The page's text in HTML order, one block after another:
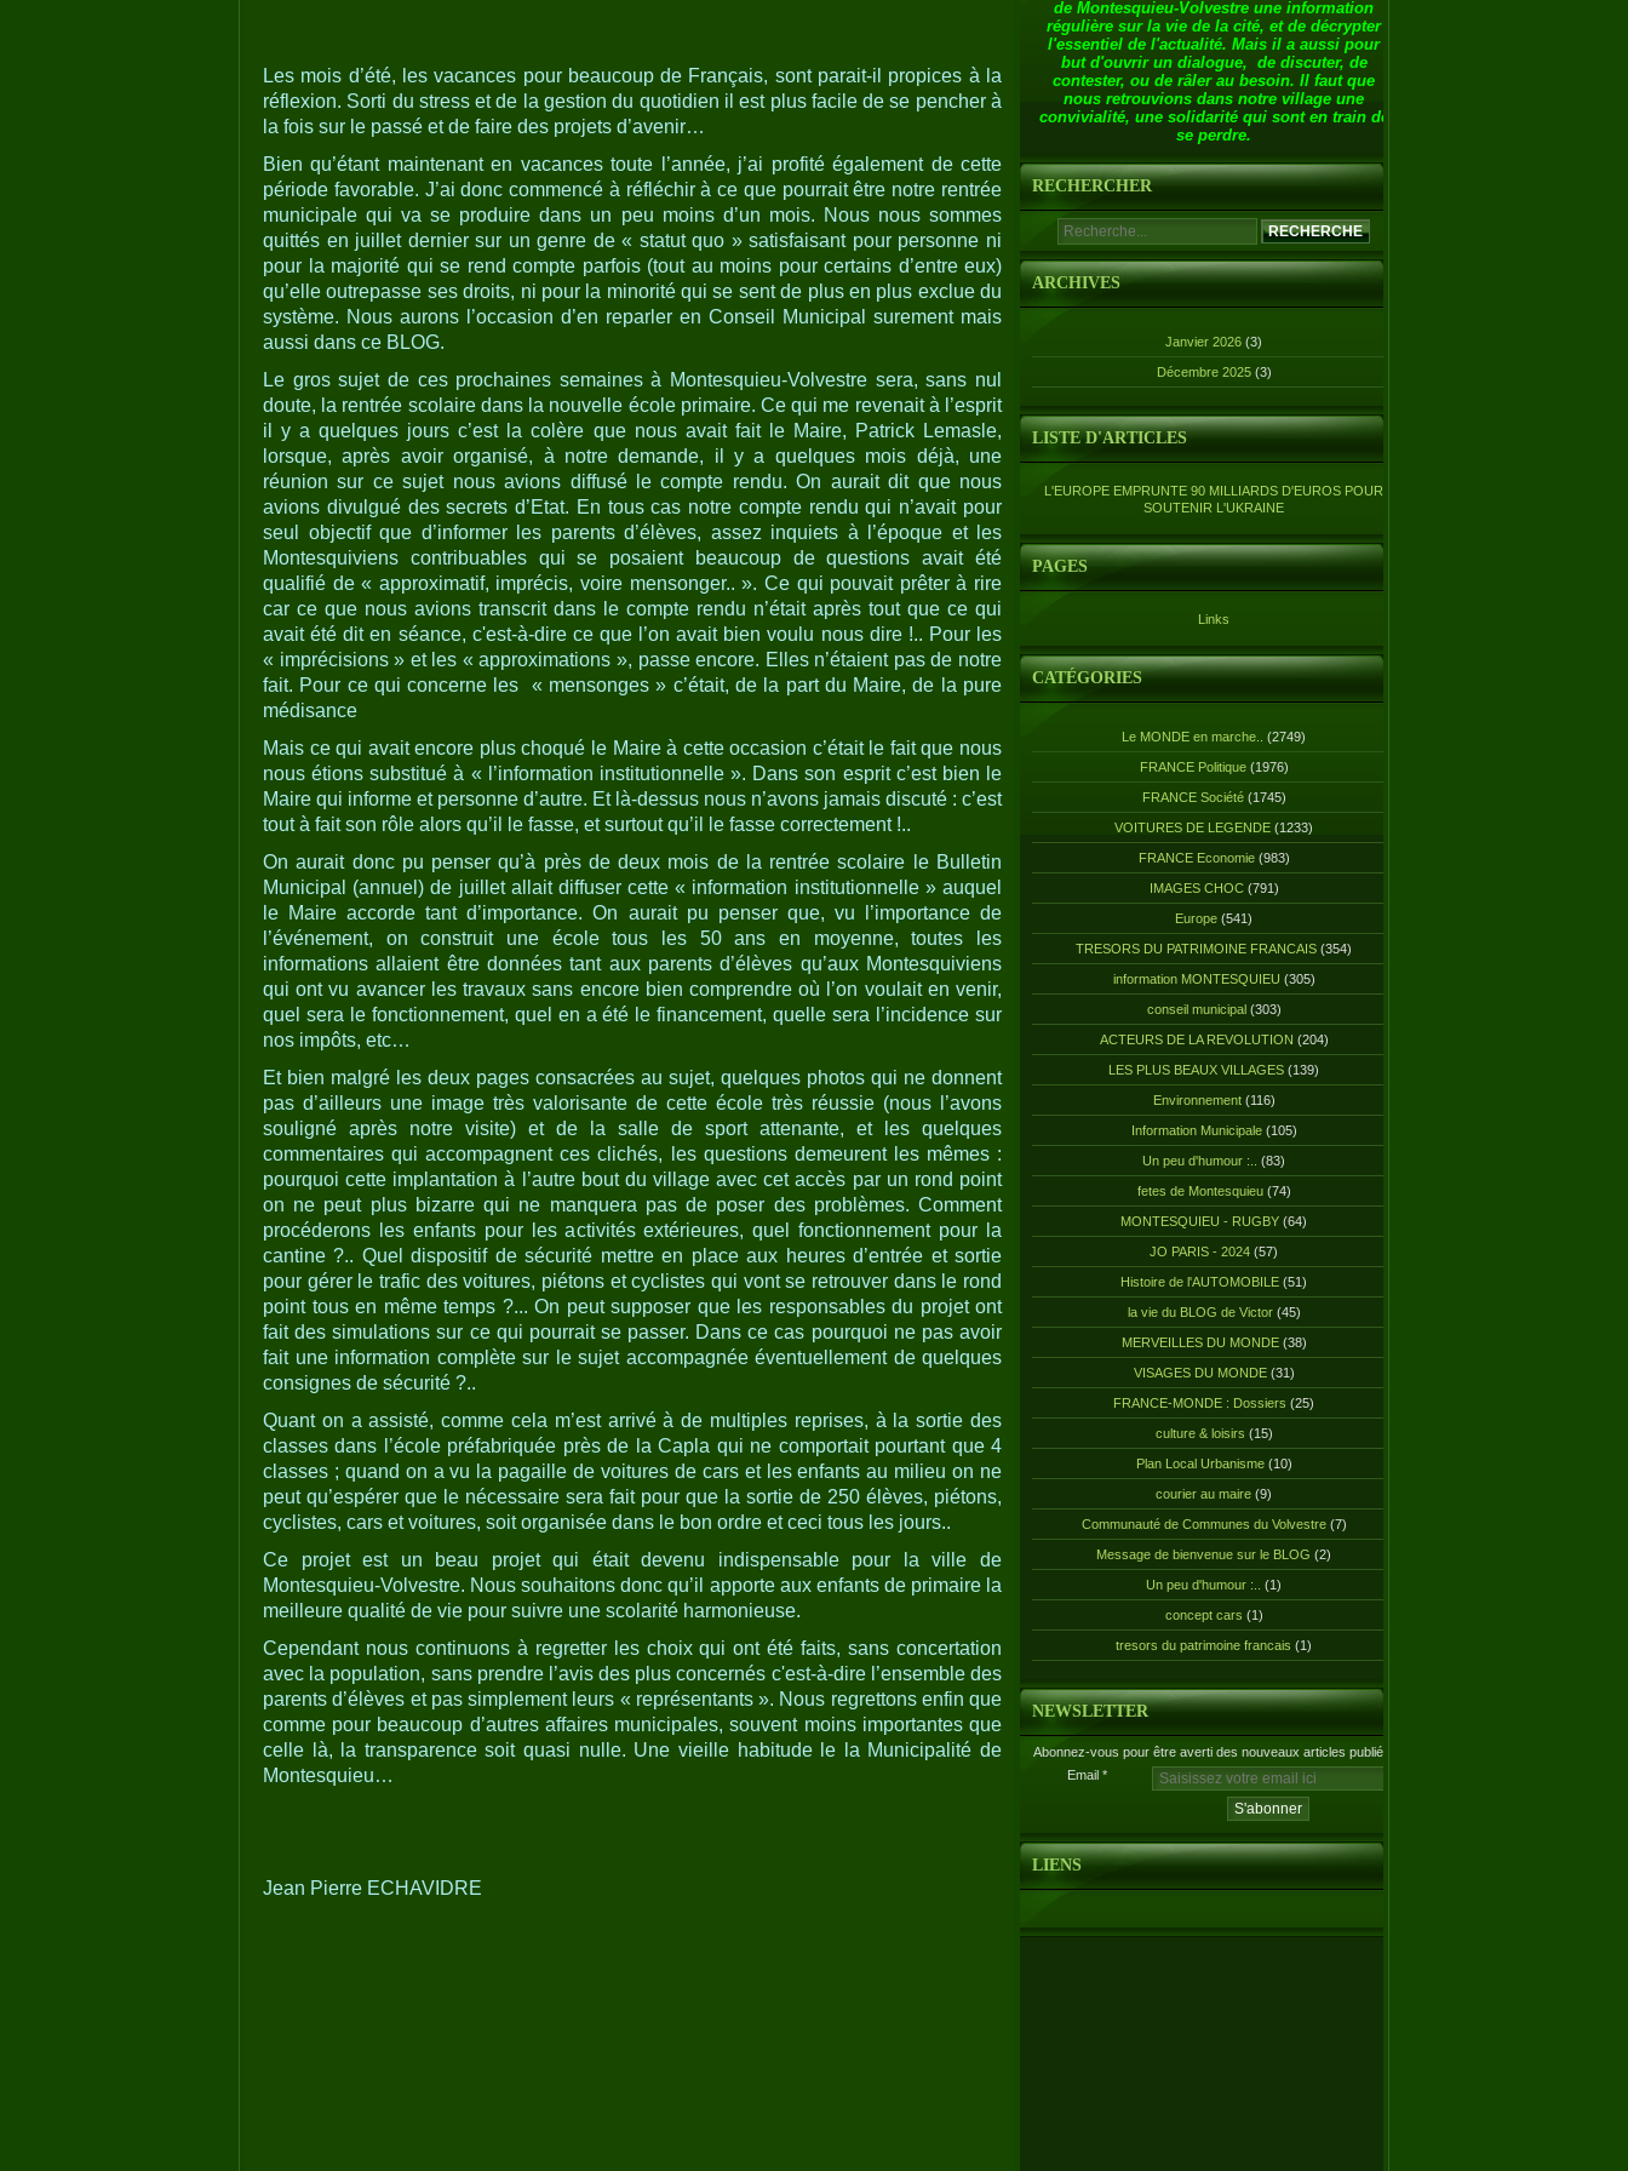
Les mois d’été, les vacances pour beaucoup de Français, sont parait-il propices à la
réflexion. Sorti du stress et de la gestion du quotidien il est plus facile de se pencher à
la fois sur le passé et de faire des projets d’avenir…
Bien qu’étant maintenant en vacances toute l’année, j’ai profité également de cette
période favorable. J’ai donc commencé à réfléchir à ce que pourrait être notre rentrée
municipale qui va se produire dans un peu moins d’un mois. Nous nous sommes
quittés en juillet dernier sur un genre de « statut quo » satisfaisant pour personne ni
pour la majorité qui se rend compte parfois (tout au moins pour certains d’entre eux)
qu’elle outrepasse ses droits, ni pour la minorité qui se sent de plus en plus exclue du
système. Nous aurons l’occasion d’en reparler en Conseil Municipal surement mais
aussi dans ce BLOG.
Le gros sujet de ces prochaines semaines à Montesquieu-Volvestre sera, sans nul
doute, la rentrée scolaire dans la nouvelle école primaire. Ce qui me revenait à l’esprit
il y a quelques jours c’est la colère que nous avait fait le Maire, Patrick Lemasle,
lorsque, après avoir organisé, à notre demande, il y a quelques mois déjà, une
réunion sur ce sujet nous avions diffusé le compte rendu. On aurait dit que nous
avions divulgué des secrets d’Etat. En tous cas notre compte rendu qui n’avait pour
seul objectif que d’informer les parents d’élèves, assez inquiets à l’époque et les
Montesquiviens contribuables qui se posaient beaucoup de questions avait été
qualifié de « approximatif, imprécis, voire mensonger.. ». Ce qui pouvait prêter à rire
car ce que nous avions transcrit dans le compte rendu n’était après tout que ce qui
avait été dit en séance, c'est-à-dire ce que l’on avait bien voulu nous dire !.. Pour les
« imprécisions » et les « approximations », passe encore. Elles n’étaient pas de notre
fait. Pour ce qui concerne les « mensonges » c’était, de la part du Maire, de la pure
médisance
Mais ce qui avait encore plus choqué le Maire à cette occasion c’était le fait que nous
nous étions substitué à « l’information institutionnelle ». Dans son esprit c’est bien le
Maire qui informe et personne d’autre. Et là-dessus nous n’avons jamais discuté : c’est
tout à fait son rôle alors qu’il le fasse, et surtout qu’il le fasse correctement !..
On aurait donc pu penser qu’à près de deux mois de la rentrée scolaire le Bulletin
Municipal (annuel) de juillet allait diffuser cette « information institutionnelle » auquel
le Maire accorde tant d’importance. On aurait pu penser que, vu l’importance de
l’événement, on construit une école tous les 50 ans en moyenne, toutes les
informations allaient être données tant aux parents d’élèves qu’aux Montesquiviens
qui ont vu avancer les travaux sans encore bien comprendre où l’on voulait en venir,
quel sera le fonctionnement, quel en a été le financement, quelle sera l’incidence sur
nos impôts, etc…
Et bien malgré les deux pages consacrées au sujet, quelques photos qui ne donnent
pas d’ailleurs une image très valorisante de cette école très réussie (nous l’avons
souligné après notre visite) et de la salle de sport attenante, et les quelques
commentaires qui accompagnent ces clichés, les questions demeurent les mêmes :
pourquoi cette implantation à l’autre bout du village avec cet accès par un rond point
on ne peut plus bizarre qui ne manquera pas de poser des problèmes. Comment
procéderons les enfants pour les activités extérieures, quel fonctionnement pour la
cantine ?.. Quel dispositif de sécurité mettre en place aux heures d’entrée et sortie
pour gérer le trafic des voitures, piétons et cyclistes qui vont se retrouver dans le rond
point tous en même temps ?... On peut supposer que les responsables du projet ont
fait des simulations sur ce qui pourrait se passer. Dans ce cas pourquoi ne pas avoir
fait une information complète sur le sujet accompagnée éventuellement de quelques
consignes de sécurité ?..
Quant on a assisté, comme cela m’est arrivé à de multiples reprises, à la sortie des
classes dans l’école préfabriquée près de la Capla qui ne comportait pourtant que 4
classes ; quand on a vu la pagaille de voitures de cars et les enfants au milieu on ne
peut qu’espérer que le nécessaire sera fait pour que la sortie de 250 élèves, piétons,
cyclistes, cars et voitures, soit organisée dans le bon ordre et ceci tous les jours..
Ce projet est un beau projet qui était devenu indispensable pour la ville de
Montesquieu-Volvestre. Nous souhaitons donc qu’il apporte aux enfants de primaire la
meilleure qualité de vie pour suivre une scolarité harmonieuse.
Cependant nous continuons à regretter les choix qui ont été faits, sans concertation
avec la population, sans prendre l’avis des plus concernés c'est-à-dire l’ensemble des
parents d’élèves et pas simplement leurs « représentants ». Nous regrettons enfin que
comme pour beaucoup d’autres affaires municipales, souvent moins importantes que
celle là, la transparence soit quasi nulle. Une vieille habitude le la Municipalité de
Montesquieu…
Jean Pierre ECHAVIDRE
de Montesquieu-Volvestre une information
régulière sur la vie de la cité, et de décrypter
l'essentiel de l'actualité. Mais il a aussi pour
but d'ouvrir un dialogue, de discuter, de
contester, ou de râler au besoin. Il faut que
nous retrouvions dans notre village une
convivialité, une solidarité qui sont en train de
se perdre.
RECHERCHER
ARCHIVES
Janvier 2026 (3)
Décembre 2025 (3)
LISTE D'ARTICLES
L'EUROPE EMPRUNTE 90 MILLIARDS D'EUROS POUR
SOUTENIR L'UKRAINE
PAGES
Links
CATÉGORIES
Le MONDE en marche.. (2749)
FRANCE Politique(1976)
FRANCE Société(1745)
VOITURES DE LEGENDE (1233)
FRANCE Economie(983)
IMAGES CHOC(791)
Europe (541)
TRESORS DU PATRIMOINE FRANCAIS (354)
information MONTESQUIEU (305)
conseil municipal(303)
ACTEURS DE LA REVOLUTION (204)
LES PLUS BEAUX VILLAGES (139)
Environnement(116)
Information Municipale(105)
Un peu d'humour :.. (83)
fetes de Montesquieu(74)
MONTESQUIEU - RUGBY (64)
JO PARIS - 2024 (57)
Histoire de l'AUTOMOBILE (51)
la vie du BLOG de Victor(45)
MERVEILLES DU MONDE(38)
VISAGES DU MONDE(31)
FRANCE-MONDE : Dossiers (25)
culture & loisirs (15)
Plan Local Urbanisme(10)
courier au maire (9)
Communauté de Communes du Volvestre(7)
Message de bienvenue sur le BLOG (2)
Un peu d'humour :.. (1)
concept cars (1)
tresors du patrimoine francais (1)
NEWSLETTER
Abonnez-vous pour être averti des nouveaux articles publiés.
Email
LIENS